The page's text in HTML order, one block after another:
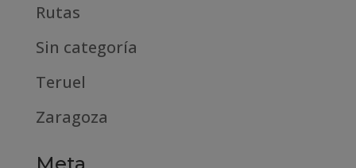
Rutas
Sin categoría
Teruel
Zaragoza